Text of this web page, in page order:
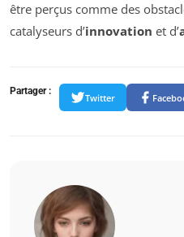
être perçus comme des
catalyseurs d’innovation et d’
Partager :
Twitter